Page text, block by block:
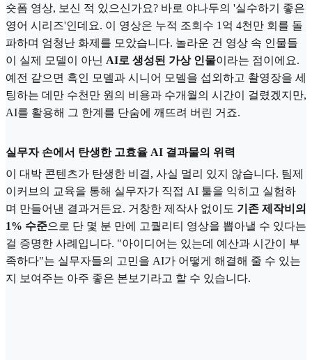
숏폼 영상, 보신 적 있으신가요? 바로 야나두의 '실수하기 좋은
영어 시리즈'인데요. 이 영상은 누적 조회수 1억 4천만 회를 돌
파하며 엄청난 화제를 모았습니다. 놀라운 건 영상 속 인물들
이 실제 모델이 아닌 AI로 생성된 가상 인물이라는 점이에요.
예전 같으면 흑인 모델과 시니어 모델을 섭외하고 촬영장을 세
팅하는 데만 수천만 원의 비용과 수개월의 시간이 걸렸겠지만,
AI를 활용해 그 한계를 단숨에 깨뜨려 버린 거죠.
실무자 손에서 탄생한 고효율 AI 결과물의 위력
이 대박 콘텐츠가 탄생한 비결, 사실 멀리 있지 않습니다. 팀제
이커브의 교육을 통해 실무자가 직접 AI 툴을 익히고 실험하
며 만들어낸 결과거든요. 거창한 제작사 없이도 기존 제작비의
1% 수준으로 단 몇 분 만에 고퀄리티 영상을 뽑아낼 수 있다는
걸 증명한 사례입니다. "아이디어는 있는데 예산과 시간이 부
족하다"는 실무자들의 고민을 AI가 어떻게 해결해 줄 수 있는
지 보여주는 아주 좋은 본보기라고 할 수 있습니다.